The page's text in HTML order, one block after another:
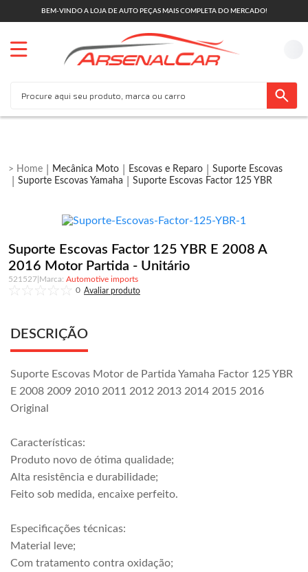
BEM-VINDO A LOJA DE AUTO PEÇAS MAIS COMPLETA DO MERCADO!
Mecânica Moto Escovas e Reparo
Suporte Escovas
Suporte Escovas Yamaha
Suporte Escovas Factor 125 YBR
Suporte Escovas Factor 125 YBR E 2008 A
2016 Motor Partida - Unitário
521527
Automotive imports
0
DESCRIÇÃO
Suporte Escovas Motor de Partida Yamaha Factor 125 YBR
E 2008 2009 2010 2011 2012 2013 2014 2015 2016
Original
Características:
Produto novo de ótima qualidade;
Alta resistência e durabilidade;
Feito sob medida, encaixe perfeito.
Especificações técnicas:
Material leve;
Com tratamento contra oxidação;